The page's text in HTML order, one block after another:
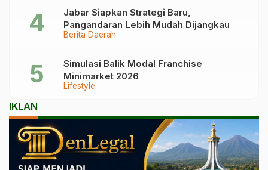
Berita Daerah
Jabar Siapkan Strategi Baru,
Pangandaran Lebih Mudah Dijangkau
Lifestyle
Simulasi Balik Modal Franchise
Minimarket 2026
IKLAN